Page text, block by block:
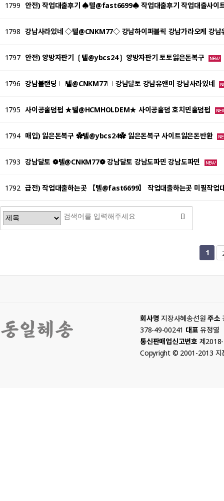
1799 안전) 작업대출후기 ♠텔@fast6699♠ 작업대출후기 작업대출사이
1798 강남사라있네 ◇텔@CNKM77◇ 강남하이퍼블릭 강남가라오케 강남
1797 안전) 양방자판기 ❲텔@ybcs24❳ 양방자판기 토토잃은돈복구
1796 강남블랜딩 □텔@CNKM77□ 강남달토 강남유앤미 강남사라있네
1795 사이공홀덤펍 ★텔@HCMHOLDEM★ 사이공홀덤 호치민홀덤펍
1794 매입) 잃은돈복구 ✿텔@ybcs24✿ 잃은돈복구 사이트잃은돈반환
1793 강남달토 ❁텔@CNKM77❁ 강남달토 강남도파민 강남도파민
1792 급전) 작업대출하는곳 【텔@fast6699】 작업대출하는곳 미필작업
1
회사명 지장사혜송선원 주소
378-49-00241 대표 유정열
통신판매업신고번호 제
Copyright © 2001-2013 지